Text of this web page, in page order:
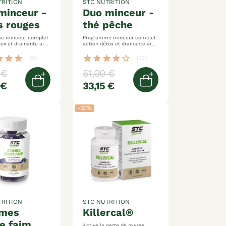
rouges
minceur complet
et drainante aide
star star (4)
Ajouter au panier
duo minceur -
thé pêche
STC NUTRITION
Programme minceur complet
action détox et drainante aide
star star star star star_border (13)
51,00 €
33,15 €
Ajouter au panier
-30%
killercal®
STC NUTRITION